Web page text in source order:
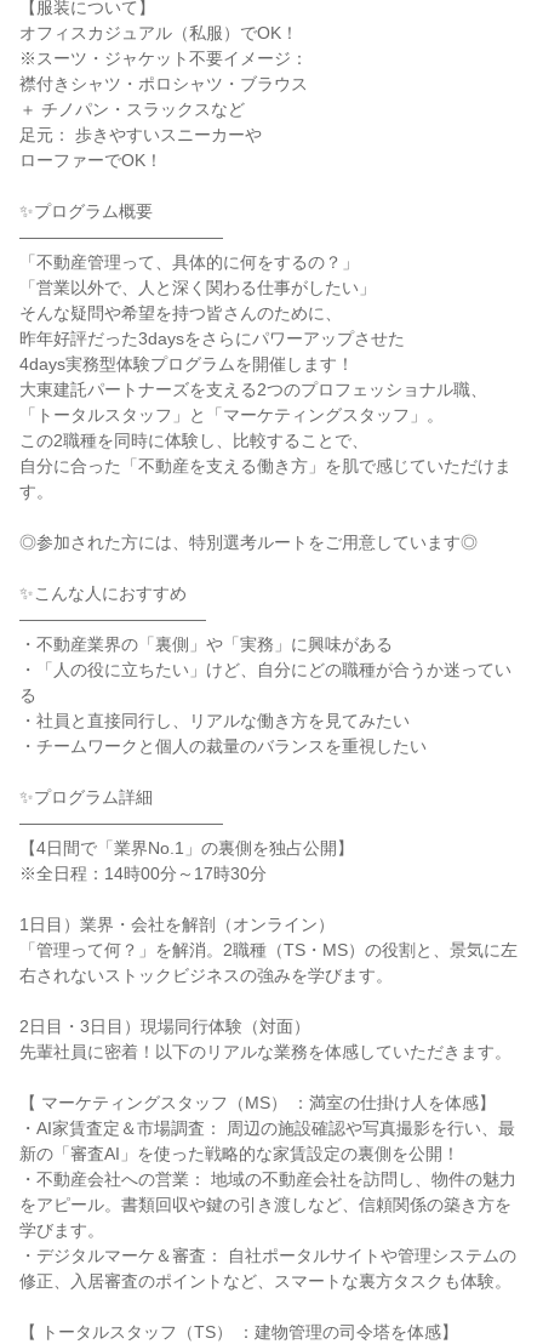
【服装について】
オフィスカジュアル（私服）でOK！
※スーツ・ジャケット不要イメージ：
襟付きシャツ・ポロシャツ・ブラウス
＋ チノパン・スラックスなど
足元： 歩きやすいスニーカーや
ローファーでOK！
✨プログラム概要
――――――――――――
「不動産管理って、具体的に何をするの？」
「営業以外で、人と深く関わる仕事がしたい」
そんな疑問や希望を持つ皆さんのために、
昨年好評だった3daysをさらにパワーアップさせた
4days実務型体験プログラムを開催します！
大東建託パートナーズを支える2つのプロフェッショナル職、
「トータルスタッフ」と「マーケティングスタッフ」。
この2職種を同時に体験し、比較することで、
自分に合った「不動産を支える働き方」を肌で感じていただけま
す。
◎参加された方には、特別選考ルートをご用意しています◎
✨こんな人におすすめ
―――――――――――
・不動産業界の「裏側」や「実務」に興味がある
・「人の役に立ちたい」けど、自分にどの職種が合うか迷ってい
る
・社員と直接同行し、リアルな働き方を見てみたい
・チームワークと個人の裁量のバランスを重視したい
✨プログラム詳細
――――――――――――
【4日間で「業界No.1」の裏側を独占公開】
※全日程：14時00分～17時30分
1日目）業界・会社を解剖（オンライン）
「管理って何？」を解消。2職種（TS・MS）の役割と、景気に左
右されないストックビジネスの強みを学びます。
2日目・3日目）現場同行体験（対面）
先輩社員に密着！以下のリアルな業務を体感していただきます。
【 マーケティングスタッフ（MS） ：満室の仕掛け人を体感】
・AI家賃査定＆市場調査： 周辺の施設確認や写真撮影を行い、最
新の「審査AI」を使った戦略的な家賃設定の裏側を公開！
・不動産会社への営業： 地域の不動産会社を訪問し、物件の魅力
をアピール。書類回収や鍵の引き渡しなど、信頼関係の築き方を
学びます。
・デジタルマーケ＆審査： 自社ポータルサイトや管理システムの
修正、入居審査のポイントなど、スマートな裏方タスクも体験。
【 トータルスタッフ（TS） ：建物管理の司令塔を体感】